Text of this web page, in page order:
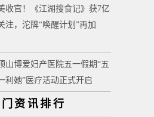
收官！《江湖搜食记》获7亿
注，沱牌“唤醒计划”再加
山博爱妇产医院五一假期“五
利她”医疗活动正式开启
资讯排行